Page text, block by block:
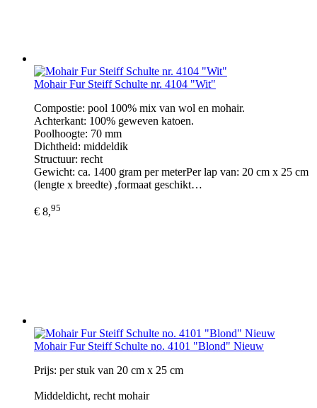
Mohair Fur Steiff Schulte nr. 4104 "Wit"
Compostie: pool 100% mix van wol en mohair.
Achterkant: 100% geweven katoen.
Poolhoogte: 70 mm
Dichtheid: middeldik
Structuur: recht
Gewicht: ca. 1400 gram per meterPer lap van: 20 cm x 25 cm
(lengte x breedte) ,formaat geschikt…
€ 8,95
Mohair Fur Steiff Schulte no. 4101 "Blond" Nieuw
Prijs: per stuk van 20 cm x 25 cm
Middeldicht, recht mohair